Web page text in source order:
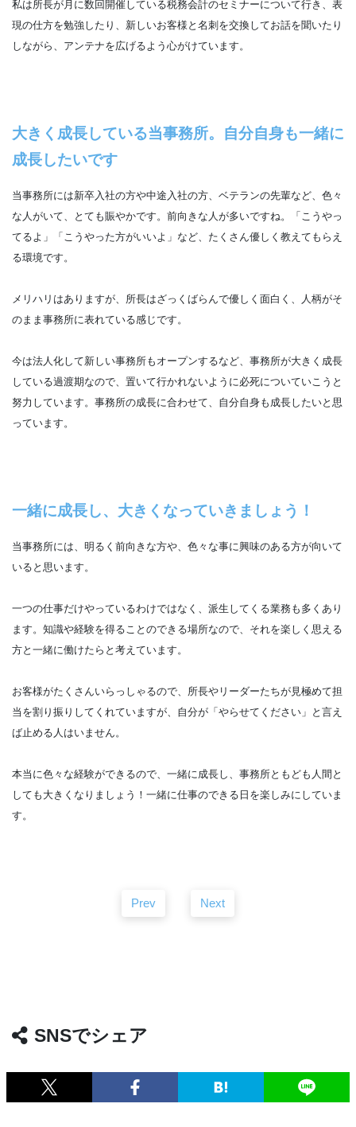
私は所長が月に数回開催している税務会計のセミナーについて行き、表
現の仕方を勉強したり、新しいお客様と名刺を交換してお話を聞いたり
しながら、アンテナを広げるよう心がけています。
大きく成長している当事務所。自分自身も一緒に
成長したいです
当事務所には新卒入社の方や中途入社の方、ベテランの先輩など、色々
な人がいて、とても賑やかです。前向きな人が多いですね。「こうやっ
てるよ」「こうやった方がいいよ」など、たくさん優しく教えてもらえ
る環境です。
メリハリはありますが、所長はざっくばらんで優しく面白く、人柄がそ
のまま事務所に表れている感じです。
今は法人化して新しい事務所もオープンするなど、事務所が大きく成長
している過渡期なので、置いて行かれないように必死についていこうと
努力しています。事務所の成長に合わせて、自分自身も成長したいと思
っています。
一緒に成長し、大きくなっていきましょう！
当事務所には、明るく前向きな方や、色々な事に興味のある方が向いて
いると思います。
一つの仕事だけやっているわけではなく、派生してくる業務も多くあり
ます。知識や経験を得ることのできる場所なので、それを楽しく思える
方と一緒に働けたらと考えています。
お客様がたくさんいらっしゃるので、所長やリーダーたちが見極めて担
当を割り振りしてくれていますが、自分が「やらせてください」と言え
ば止める人はいません。
本当に色々な経験ができるので、一緒に成長し、事務所ともども人間と
しても大きくなりましょう！一緒に仕事のできる日を楽しみにしていま
す。
Prev Next
SNSでシェア